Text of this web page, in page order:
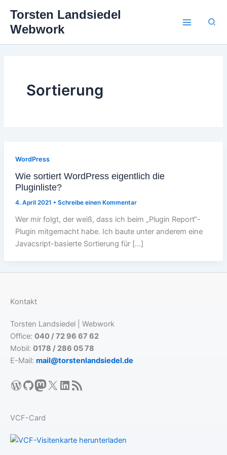
Inhalt
springen
Torsten Landsiedel
Webwork
Sortierung
WordPress
Wie sortiert WordPress eigentlich die
Pluginliste?
4. April 2021 • Schreibe einen Kommentar
Wer mir folgt, der weiß, dass ich beim „Plugin Report“-
Plugin mitgemacht habe. Ich baute unter anderem eine
Javacsript-basierte Sortierung für […]
Kontakt
Torsten Landsiedel | Webwork
Office: 040 / 72 96 67 62
Mobil: 0178 / 286 05 78
E-Mail: mail@torstenlandsiedel.de
WordPress
GitHub
Mastodon
X LinkedIn
RSS-Feed
VCF-Card